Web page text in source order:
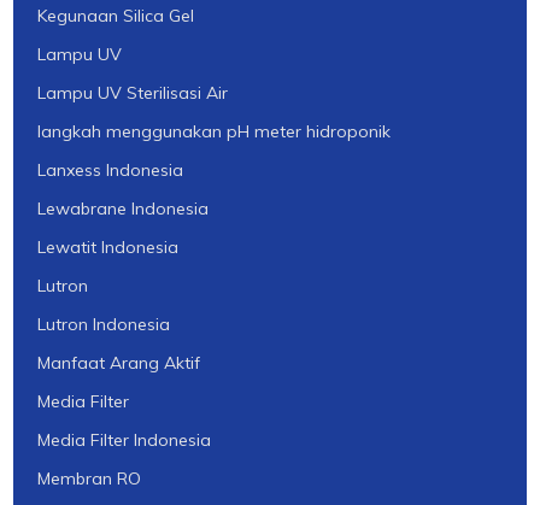
Kegunaan Silica Gel
Lampu UV
Lampu UV Sterilisasi Air
langkah menggunakan pH meter hidroponik
Lanxess Indonesia
Lewabrane Indonesia
Lewatit Indonesia
Lutron
Lutron Indonesia
Manfaat Arang Aktif
Media Filter
Media Filter Indonesia
Membran RO